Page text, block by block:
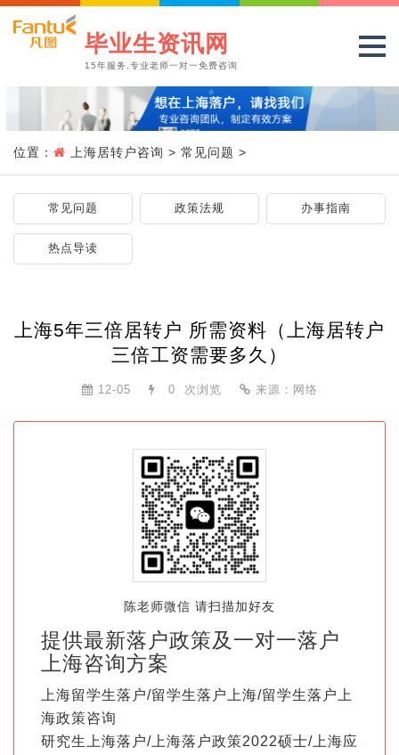
毕业生资讯网
15年服务,专业老师一对一免费咨询
位置： 上海居转户咨询 > 常见问题 >
常见问题 政策法规 办事指南
热点导读
上海5年三倍居转户 所需资料（上海居转户
三倍工资需要多久）
12-05 0 次浏览 来源：网络
陈老师微信 请扫描加好友
提供最新落户政策及一对一落户
上海咨询方案
上海留学生落户/留学生落户上海/留学生落户上
海政策咨询
研究生上海落户/上海落户政策2022硕士/上海应